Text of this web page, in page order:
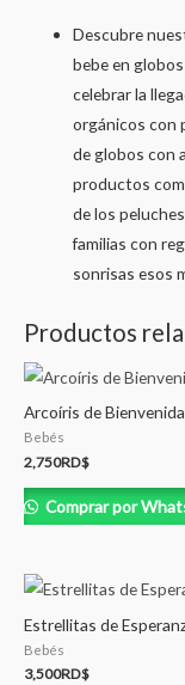
Descubre
bebe en
celebrar la
orgánicos con
de globos con
productos
de los
familias con
sonrisas esos
Productos
Arcoíris de Bienvenida
Bebés
2,750RD$
Comprar por
Estrellitas de
Bebés
3,500RD$